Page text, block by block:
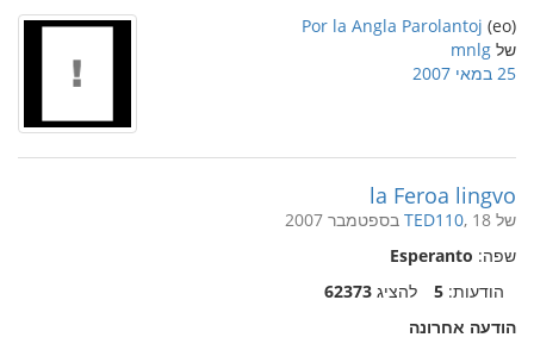
(eo)
Por la Angla Parolantoj
של mnlg
25 במאי 2007
la Feroa lingvo
של TED110, 18 בספטמבר 2007
שפה: Esperanto
הודעות: 5 להציג 62373
הודעה אחרונה